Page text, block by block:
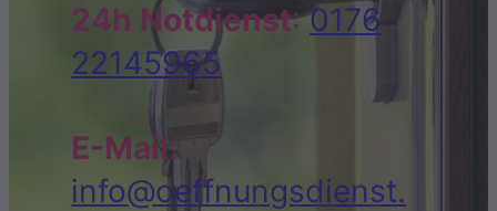
24h Notdienst:0176
22145965
E-Mail:
info@oeffnungsdienst.